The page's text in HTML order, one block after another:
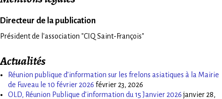
Directeur de la publication
Président de l'association "CIQ Saint-François"
Actualités
Réunion publique d’information sur les frelons asiatiques à la Mairie
de Fuveau le 10 février 2026 février 23, 2026
OLD, Réunion Publique d’information du 15 Janvier 2026 janvier 28,